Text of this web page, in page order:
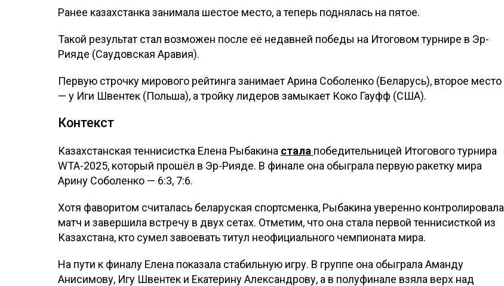
Ранее казахстанка занимала шестое место, а теперь поднялась на пятое.
Такой результат стал возможен после её недавней победы на Итоговом турнире в Эр-
Рияде (Саудовская Аравия).
Первую строчку мирового рейтинга занимает Арина Соболенко (Беларусь), второе место
— у Иги Швентек (Польша), а тройку лидеров замыкает Коко Гауфф (США).
Контекст
Казахстанская теннисистка Елена Рыбакина стала победительницей Итогового турнира
WTA-2025, который прошёл в Эр-Рияде. В финале она обыграла первую ракетку мира
Арину Соболенко — 6:3, 7:6.
Хотя фаворитом считалась беларуская спортсменка, Рыбакина уверенно контролировала
матч и завершила встречу в двух сетах. Отметим, что она стала первой теннисисткой из
Казахстана, кто сумел завоевать титул неофициального чемпионата мира.
На пути к финалу Елена показала стабильную игру. В группе она обыграла Аманду
Анисимову, Игу Швентек и Екатерину Александрову, а в полуфинале взяла верх над